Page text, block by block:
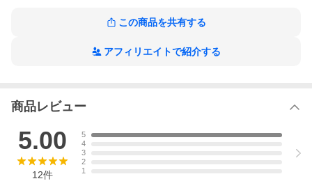
この商品を共有する
アフィリエイトで紹介する
商品レビュー
5.00
12件
5
4
3
2
1